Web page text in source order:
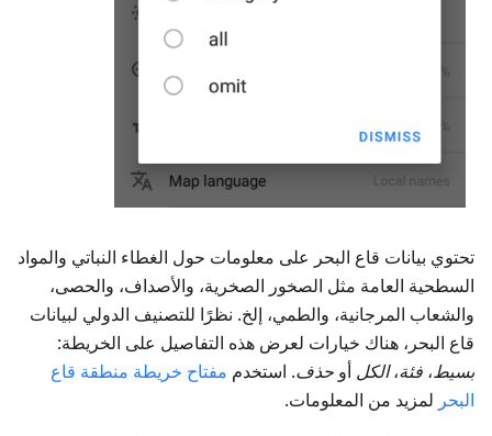
تحتوي بيانات قاع البحر على معلومات حول الغطاء النباتي والمواد
السطحية العامة مثل الصخور الصخرية، والأصداف، والحصى،
والشعاب المرجانية، والطمي، إلخ. نظرًا للتصنيف الدولي لبيانات
قاع البحر، هناك خيارات لعرض هذه التفاصيل على الخريطة:
بسيط، فئة،الكل أو حذف. استخدم مفتاح خريطة منطقة قاع
البحر لمزيد من المعلومات.